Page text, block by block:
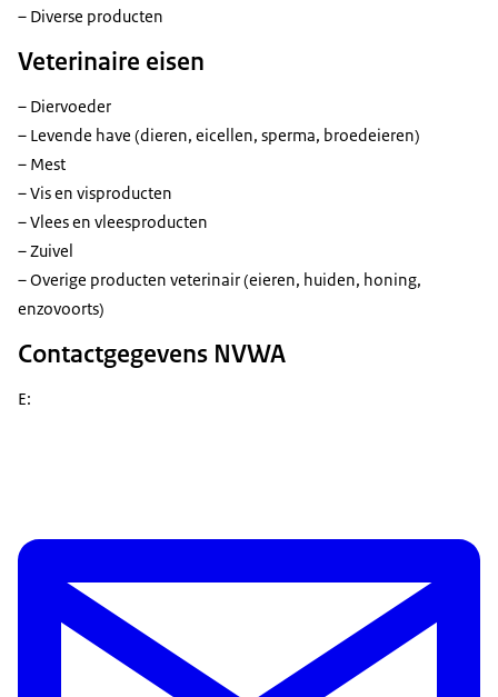
– Diverse producten
Veterinaire eisen
– Diervoeder
– Levende have (dieren, eicellen, sperma, broedeieren)
– Mest
– Vis en visproducten
– Vlees en vleesproducten
– Zuivel
– Overige producten veterinair (eieren, huiden, honing,
enzovoorts)
Contactgegevens NVWA
E: